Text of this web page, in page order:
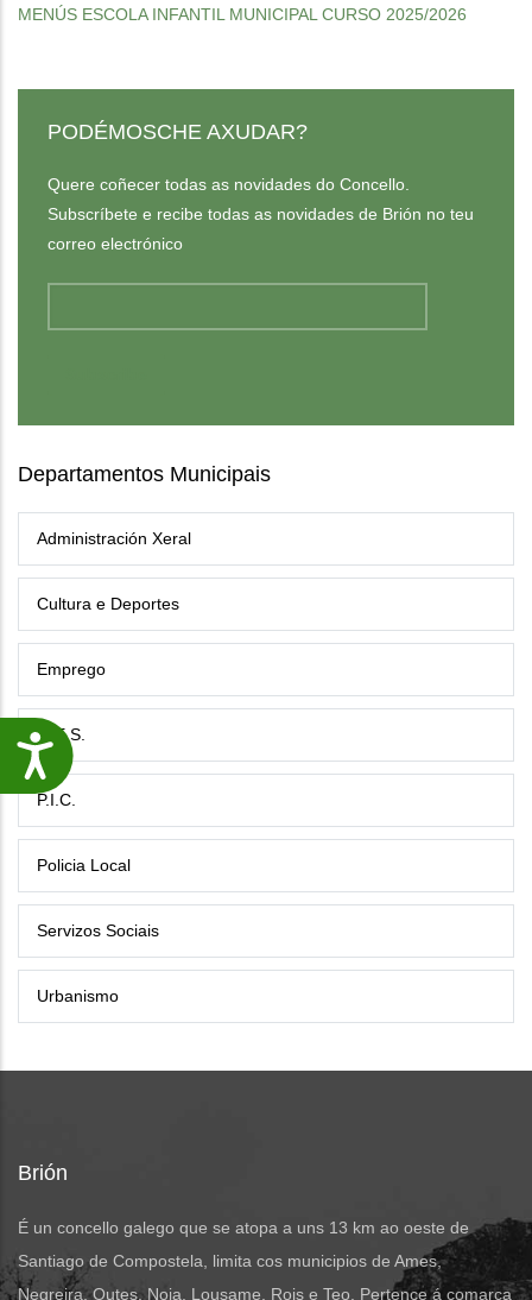
Accesibilidade
MENÚS ESCOLA INFANTIL MUNICIPAL CURSO 2025/2026
PODÉMOSCHE AXUDAR?
Quere coñecer todas as novidades do Concello.
Subscríbete e recibe todas as novidades de Brión no teu
correo electrónico
Departamentos Municipais
Administración Xeral
Cultura e Deportes
Emprego
G.E.S.
P.I.C.
Policia Local
Servizos Sociais
Urbanismo
Brión
É un concello galego que se atopa a uns 13 km ao oeste de
Santiago de Compostela, limita cos municipios de Ames,
Negreira, Outes, Noia, Lousame, Rois e Teo. Pertence á comarca